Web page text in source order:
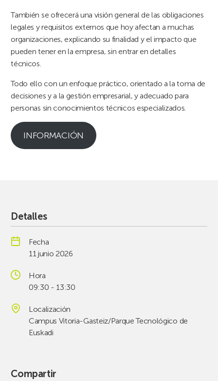
También se ofrecerá una visión general de las obligaciones
legales y requisitos externos que hoy afectan a muchas
organizaciones, explicando su finalidad y el impacto que
pueden tener en la empresa, sin entrar en detalles
técnicos.
Todo ello con un enfoque práctico, orientado a la toma de
decisiones y a la gestión empresarial, y adecuado para
personas sin conocimientos técnicos especializados.
INFORMACIÓN
Detalles
Fecha
11 junio 2026
Hora
09:30 - 13:30
Localización
Campus Vitoria-Gasteiz/Parque Tecnológico de
Euskadi
Compartir